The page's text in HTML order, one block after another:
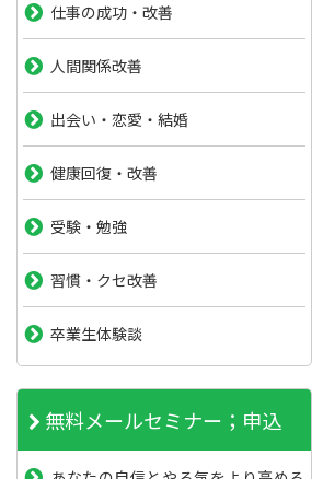
仕事の成功・改善
人間関係改善
出会い・恋愛・結婚
健康回復・改善
受験・勉強
習慣・クセ改善
卒業生体験談
無料メールセミナー；申込